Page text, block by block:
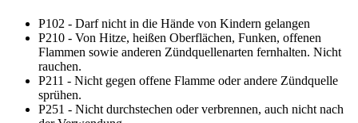
P102 - Darf nicht in die Hände von Kindern gelangen
P210 - Von Hitze, heißen Oberflächen, Funken, offenen
Flammen sowie anderen Zündquellenarten fernhalten. Nicht
rauchen.
P211 - Nicht gegen offene Flamme oder andere Zündquelle
sprühen.
P251 - Nicht durchstechen oder verbrennen, auch nicht nach